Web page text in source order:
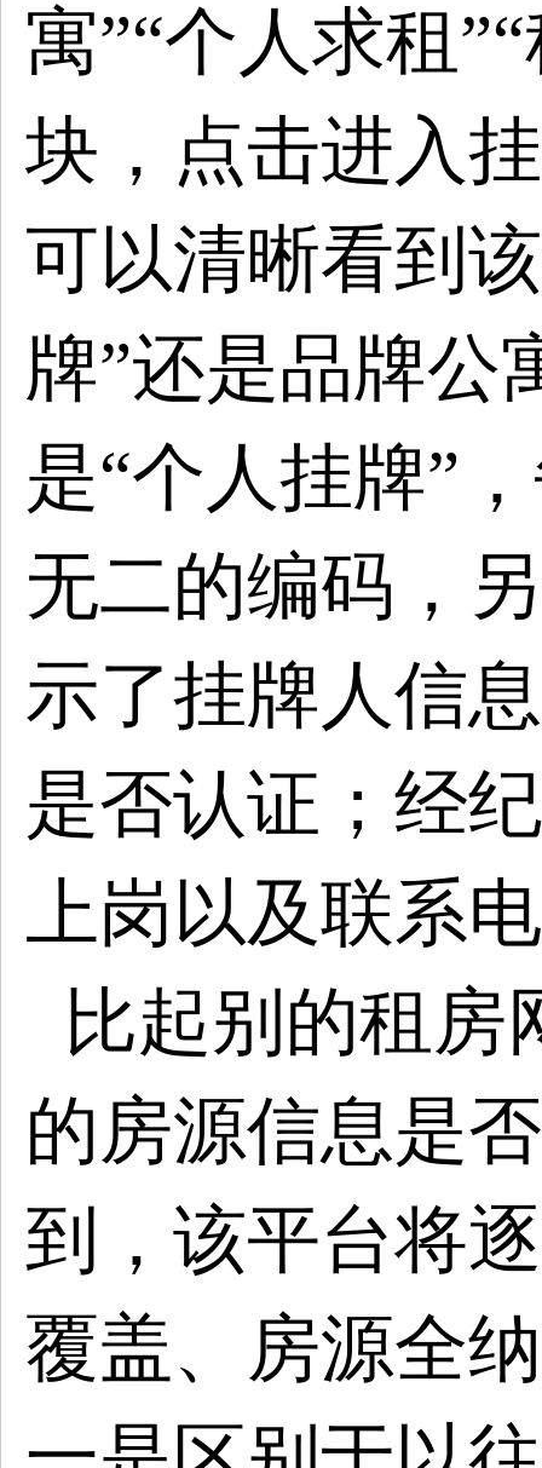
寓”“个人求租
块，点击进入
可以清晰看到
牌”还是品牌公
是“个人挂牌”
无二的编码，
示了挂牌人信
是否认证；经
上岗以及联系
比起别的租房
的房源信息是
到，该平台将
覆盖、房源全